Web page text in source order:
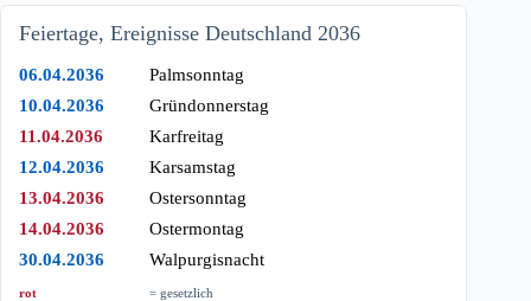
Feiertage, Ereignisse Deutschland 2036
06.04.2036
Palmsonntag
10.04.2036
Gründonnerstag
11.04.2036
Karfreitag
12.04.2036
Karsamstag
13.04.2036
Ostersonntag
14.04.2036
Ostermontag
30.04.2036
Walpurgisnacht
rot
= gesetzlich